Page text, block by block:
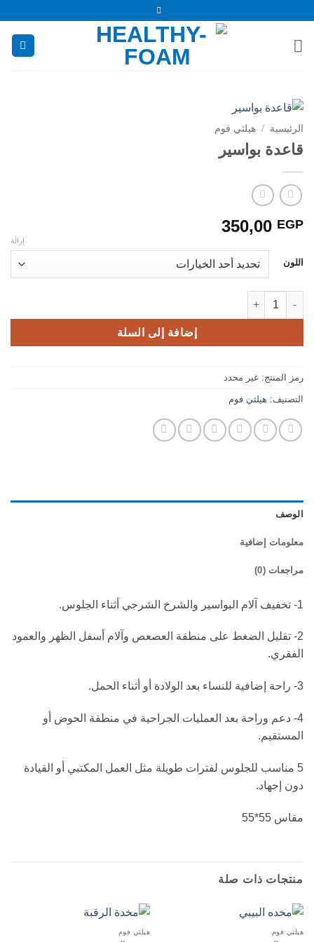
الرئيسية / هيلثي فوم
قاعدة بواسير
350,00 EGP
اللون
إزالة
كمية قاعدة بواسير
إضافة إلى السلة
رمز المنتج: غير محدد
التصنيف: هيلثي فوم
الوصف
معلومات إضافية
مراجعات (0)
1- تخفيف آلام البواسير والشرخ الشرجي أثناء الجلوس.
2- تقليل الضغط على منطقة العصعص وآلام أسفل الظهر والعمود
الفقري.
3- راحة إضافية للنساء بعد الولادة أو أثناء الحمل.
4- دعم وراحة بعد العمليات الجراحية في منطقة الحوض أو
المستقيم.
5 مناسب للجلوس لفترات طويلة مثل العمل المكتبي أو القيادة
دون إجهاد.
مقاس 55*55
منتجات ذات صلة
هيلثي فوم هيلثي فوم